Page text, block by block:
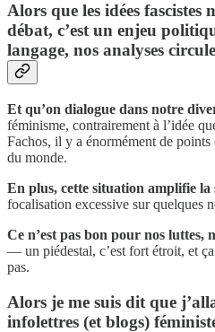
Alors que les idées fascistes
débat, c’est un enjeu
langage, nos analyses
Et qu’on dialogue dans notre
féminisme, contrairement à l’idée
Fachos, il y a énormément de
du monde.
En plus, cette situation amplifie
focalisation excessive sur quelques
Ce n’est pas bon pour nos luttes,
— un piédestal, c’est fort étroit, et
pas.
Alors je me suis dit que
infolettres (et blogs)